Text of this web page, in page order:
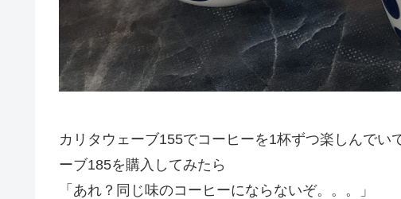
カリタウェーブ155でコーヒーを1杯ずつ楽しんでい
ーブ185を購入してみたら
「あれ？同じ味のコーヒーにならないぞ。。。」